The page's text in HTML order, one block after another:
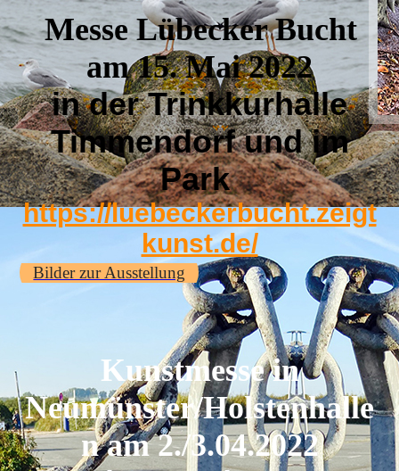
Messe Lübecker Bucht
am 15. Mai 2022
in der Trinkkurhalle
Timmendorf und im
Park
https://luebeckerbucht.zeigt
kunst.de/
Bilder zur Ausstellung
Kunstmesse in
Neumünster/Holstenhalle
n am 2./3.04.2022